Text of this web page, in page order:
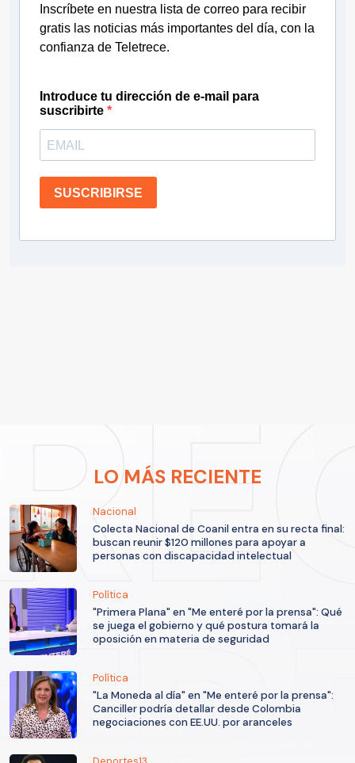
Inscríbete en nuestra lista de correo para recibir
gratis las noticias más importantes del día, con la
confianza de Teletrece.
Introduce tu dirección de e-mail para
suscribirte
SUSCRIBIRSE
LO MÁS RECIENTE
Nacional
Colecta Nacional de Coanil entra en su recta final:
buscan reunir $120 millones para apoyar a
personas con discapacidad intelectual
Política
"Primera Plana" en "Me enteré por la prensa": Qué
se juega el gobierno y qué postura tomará la
oposición en materia de seguridad
Política
"La Moneda al día" en "Me enteré por la prensa":
Canciller podría detallar desde Colombia
negociaciones con EE.UU. por aranceles